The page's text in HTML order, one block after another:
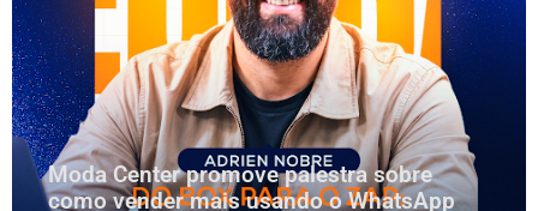
Moda Center promove palestra sobre
como vender mais usando o WhatsApp